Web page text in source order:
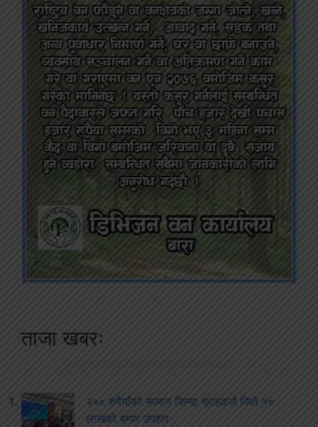
ताजा खबरः
२५० रुपैयाँको सामान किन्दा ग्राहकले जिते १०
लाखको बम्पर उपहार